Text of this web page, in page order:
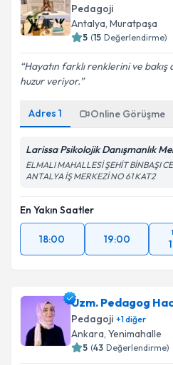
Pedagoji
Antalya, Muratpaşa
5 (15 Değerlendirme)
Hayatın farklı renklerini ve bakış
huzur veriyor.
Adres 1 Online Görüşme
Larissa Psikolojik Danışmanlık
ELMALI MAHALLESİ ŞEHİT BİNBAŞI
ANTALYA İŞ MERKEZİ NO 61 KAT2
En Yakın Saatler
18:00 19:00
Uzm. Pedagog
Pedagoji +1diğer
Ankara, Yenimahalle
5 (43 Değerlendirme)